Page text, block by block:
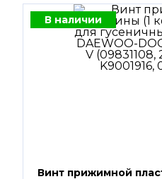
В наличии
Винт прижимной